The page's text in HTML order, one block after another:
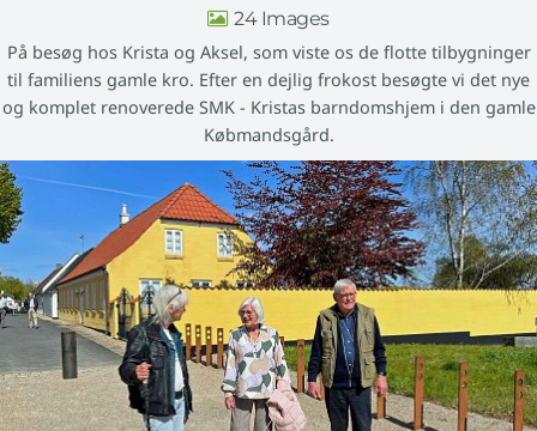
24
På besøg hos Krista og Aksel, som viste os de flotte tilbygninger
til familiens gamle kro. Efter en dejlig frokost besøgte vi det nye
og komplet renoverede SMK - Kristas barndomshjem i den gamle
Købmandsgård.